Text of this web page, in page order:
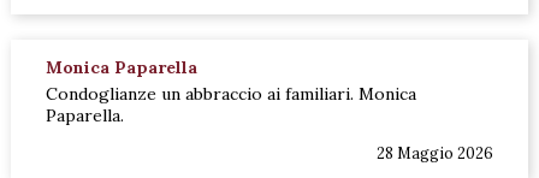
Monica Paparella
Condoglianze un abbraccio ai familiari. Monica
Paparella.
28 Maggio 2026